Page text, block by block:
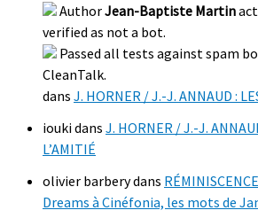
AuthorJean-Baptiste Martin
verified as not a bot.
Passed all tests against spam
CleanTalk.
dans J. HORNER / J.-J. ANNAUD :
ioukidans J. HORNER / J.-J.
L’AMITIÉ
olivier barberydans
Dreams à Cinéfonia, les mots de